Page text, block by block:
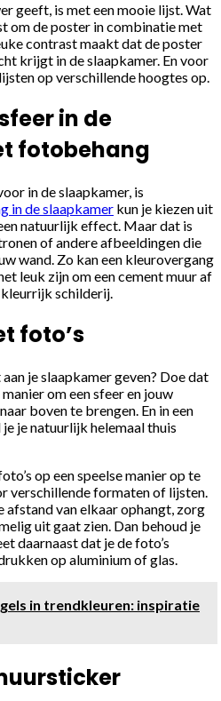
geeft, is met een mooie lijst. Wat
om de poster in combinatie met
contrast maakt dat de poster
krijgt in de slaapkamer. En voor
op verschillende hoogtes op.
in de
fotobehang
in de slaapkamer, is
in de slaapkamer kun je kiezen uit
natuurlijk effect. Maar dat is
of andere afbeeldingen die
wand. Zo kan een kleurovergang
leuk zijn om een cement muur af
schilderij.
foto’s
je slaapkamer geven? Doe dat
manier om een sfeer en jouw
boven te brengen. En in een
je natuurlijk helemaal thuis
op een speelse manier op te
verschillende formaten of lijsten.
afstand van elkaar ophangt, zorg
uit gaat zien. Dan behoud je
daarnaast dat je de foto’s
op aluminium of glas.
in trendkleuren: inspiratie